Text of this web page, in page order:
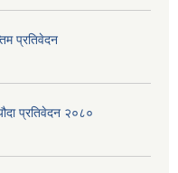
प्रतिवेदन
प्रतिवेदन २०८०